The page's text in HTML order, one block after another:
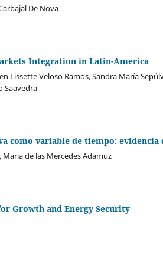
De Nova
Integration in Latin-America
Lissette Veloso Ramos, Sandra María
Saavedra
como variable de tiempo: evidencia
de las Mercedes Adamuz
Growth and Energy Security